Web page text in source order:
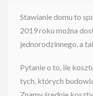
Stawianie domu to
2019 roku można
jednorodzinnego, a
Pytanie o to, ile
tych, których